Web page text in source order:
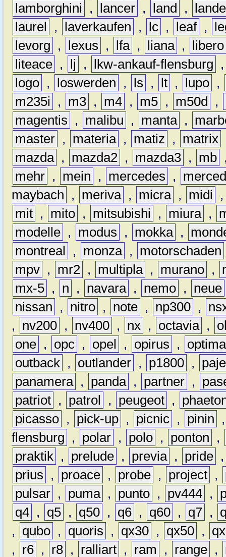
lamborghini
, lancer , land ,
laurel
, laverkaufen , lc , leaf ,
levorg
, lexus , lfa , liana ,
libero
liteace , lj , lkw-ankauf-flensburg
logo , loswerden , ls , lt , lupo ,
m235i
, m3 , m4 , m5 , m50d ,
magentis
, malibu , manta ,
master , materia , matiz , matrix
mazda , mazda2 , mazda3 , mb
mehr , mein , mercedes ,
maybach
, meriva , micra , midi
mit , mito , mitsubishi , miura ,
modelle , modus , mokka ,
montreal
, monza , motorschaden
mpv , mr2 , multipla , murano ,
mx-5 , n , navara , nemo , neue
nissan
, nitro , note , np300 ,
,
nv200 , nv400 , nx , octavia ,
one , opc , opel , opirus ,
optima
outback , outlander , p1800 ,
panamera , panda , partner ,
patriot , patrol , peugeot ,
picasso , pick-up , picnic , pinin
flensburg
, polar , polo , ponton
,
praktik , prelude , previa , pride
prius
, proace , probe , project ,
pulsar , puma , punto , pv444 ,
q4 , q5 , q50 , q6 , q60 , q7 ,
,
qubo , quoris , qx30 , qx50 ,
,
r6 , r8 , ralliart , ram , range ,